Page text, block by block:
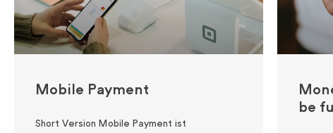
Mobile Payment
Short Version Mobile Payment ist
be